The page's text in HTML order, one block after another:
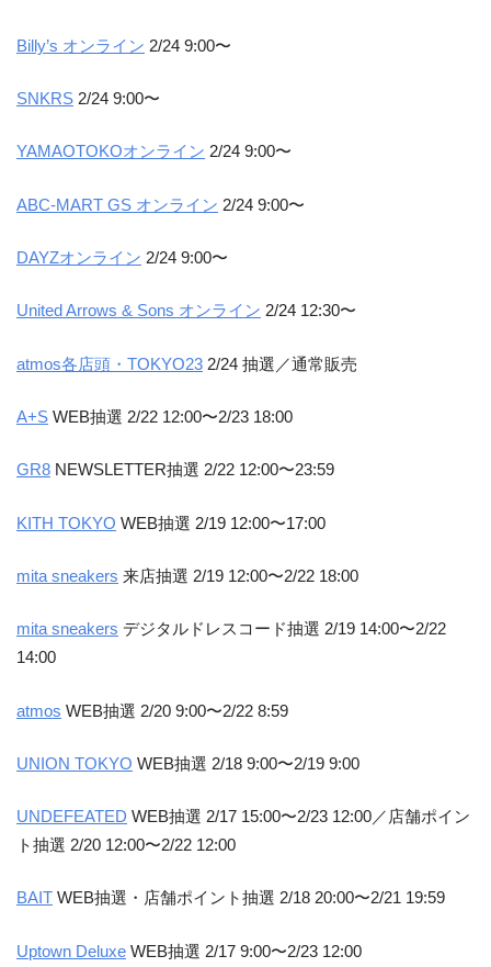
Billy’s オンライン 2/24 9:00〜
SNKRS 2/24 9:00〜
YAMAOTOKOオンライン 2/24 9:00〜
ABC-MART GS オンライン 2/24 9:00〜
DAYZオンライン 2/24 9:00〜
United Arrows & Sons オンライン 2/24 12:30〜
atmos各店頭・TOKYO23 2/24 抽選／通常販売
A+S WEB抽選 2/22 12:00〜2/23 18:00
GR8 NEWSLETTER抽選 2/22 12:00〜23:59
KITH TOKYO WEB抽選 2/19 12:00〜17:00
mita sneakers 来店抽選 2/19 12:00〜2/22 18:00
mita sneakers デジタルドレスコード抽選 2/19 14:00〜2/22
14:00
atmos WEB抽選 2/20 9:00〜2/22 8:59
UNION TOKYO WEB抽選 2/18 9:00〜2/19 9:00
UNDEFEATED WEB抽選 2/17 15:00〜2/23 12:00／店舗ポイン
ト抽選 2/20 12:00〜2/22 12:00
BAIT WEB抽選・店舗ポイント抽選 2/18 20:00〜2/21 19:59
Uptown Deluxe WEB抽選 2/17 9:00〜2/23 12:00